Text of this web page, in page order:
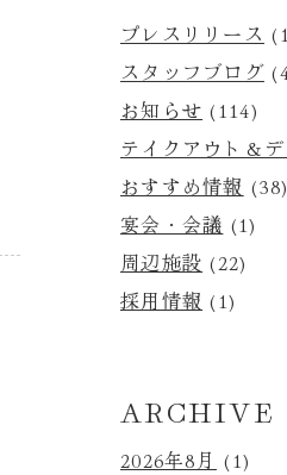
プレスリリース
スタッフブログ
お知らせ (114)
テイクアウト＆
おすすめ情報 (38)
宴会・会議 (1)
周辺施設 (22)
採用情報 (1)
ARCHIVE
2026年8月 (1)